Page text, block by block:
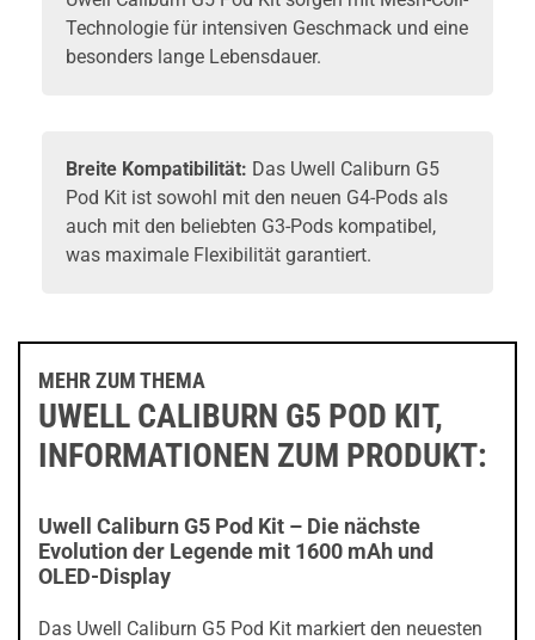
Technologie für intensiven Geschmack und eine
besonders lange Lebensdauer.
Breite Kompatibilität: Das Uwell Caliburn G5
Pod Kit ist sowohl mit den neuen G4-Pods als
auch mit den beliebten G3-Pods kompatibel,
was maximale Flexibilität garantiert.
MEHR ZUM THEMA
UWELL CALIBURN G5 POD KIT,
INFORMATIONEN ZUM PRODUKT:
Uwell Caliburn G5 Pod Kit – Die nächste
Evolution der Legende mit 1600 mAh und
OLED-Display
Das Uwell Caliburn G5 Pod Kit markiert den neuesten